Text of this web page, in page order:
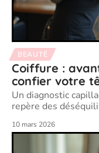
BEAUTÉ
Coiffure :
confier votre
Un diagnostic
repère des
10 mars 2026